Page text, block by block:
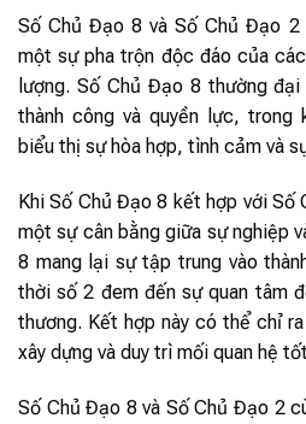
Số Chủ Đạo 8 và Số Chủ Đạo
một sự pha trộn độc đáo của
lượng. Số Chủ Đạo 8 thường
thành công và quyền lực,
biểu thị sự hòa hợp, tình cảm và
Khi Số Chủ Đạo 8 kết hợp với Số
một sự cân bằng giữa sự nghiệp
8 mang lại sự tập trung vào
thời số 2 đem đến sự quan tâm
thương. Kết hợp này có thể chỉ
xây dựng và duy trì mối quan hệ
Số Chủ Đạo 8 và Số Chủ Đạo 2